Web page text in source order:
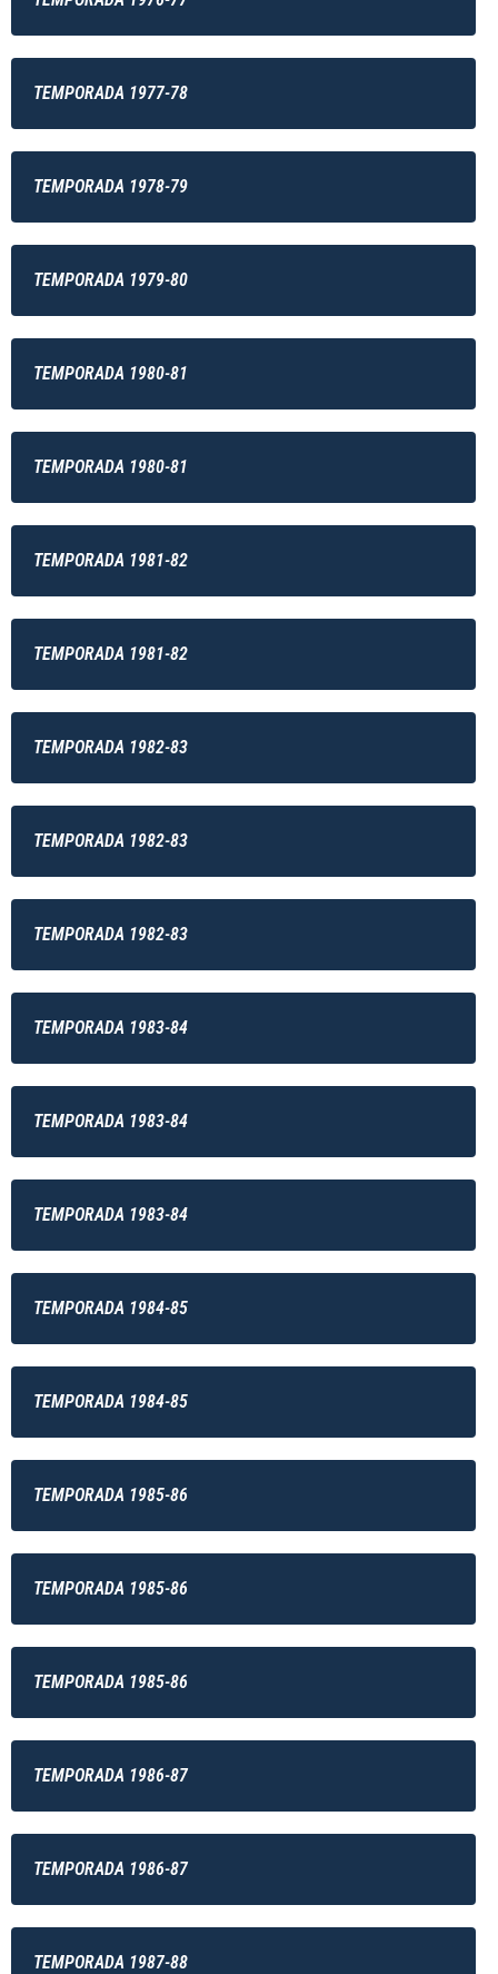
TEMPORADA 1977-78
TEMPORADA 1978-79
TEMPORADA 1979-80
TEMPORADA 1980-81
TEMPORADA 1980-81
TEMPORADA 1981-82
TEMPORADA 1981-82
TEMPORADA 1982-83
TEMPORADA 1982-83
TEMPORADA 1982-83
TEMPORADA 1983-84
TEMPORADA 1983-84
TEMPORADA 1983-84
TEMPORADA 1984-85
TEMPORADA 1984-85
TEMPORADA 1985-86
TEMPORADA 1985-86
TEMPORADA 1985-86
TEMPORADA 1986-87
TEMPORADA 1986-87
TEMPORADA 1987-88